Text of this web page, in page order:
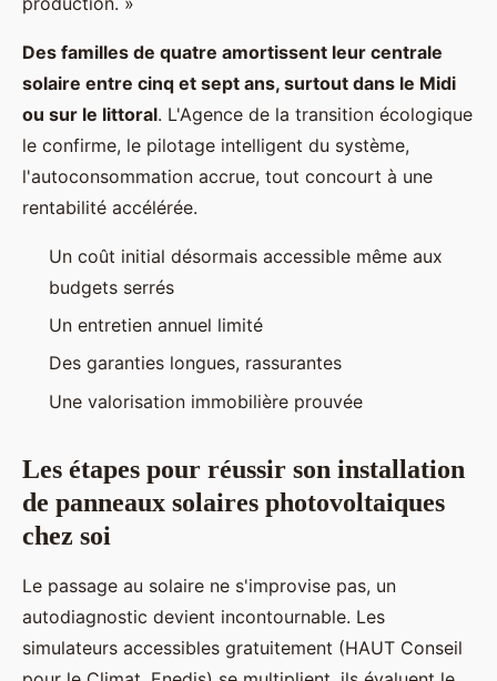
Des familles de quatre amortissent leur centrale
solaire entre cinq et sept ans, surtout dans le Midi
ou sur le littoral. L'Agence de la transition écologique
le confirme, le pilotage intelligent du système,
l'autoconsommation accrue, tout concourt à une
rentabilité accélérée.
Un coût initial désormais accessible même aux
budgets serrés
Un entretien annuel limité
Des garanties longues, rassurantes
Une valorisation immobilière prouvée
Les étapes pour réussir son installation
de panneaux solaires photovoltaiques
chez soi
Le passage au solaire ne s'improvise pas, un
autodiagnostic devient incontournable. Les
simulateurs accessibles gratuitement (HAUT Conseil